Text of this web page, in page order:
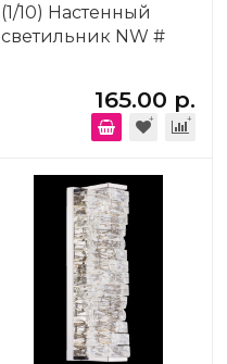
(1/10) Настенный
светильник NW #
165.00 р.